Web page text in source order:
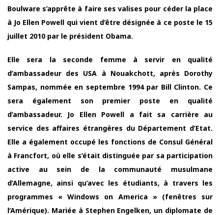
Boulware s’apprête à faire ses valises pour céder la place
à Jo Ellen Powell qui vient d’être désignée à ce poste le 15
juillet 2010 par le président Obama.
Elle sera la seconde femme à servir en qualité
d’ambassadeur des USA à Nouakchott, après Dorothy
Sampas, nommée en septembre 1994 par Bill Clinton. Ce
sera également son premier poste en qualité
d’ambassadeur. Jo Ellen Powell a fait sa carrière au
service des affaires étrangères du Département d’Etat.
Elle a également occupé les fonctions de Consul Général
à Francfort, où elle s’était distinguée par sa participation
active au sein de la communauté musulmane
d’Allemagne, ainsi qu’avec les étudiants, à travers les
programmes « Windows on America » (fenêtres sur
l’Amérique). Mariée à Stephen Engelken, un diplomate de